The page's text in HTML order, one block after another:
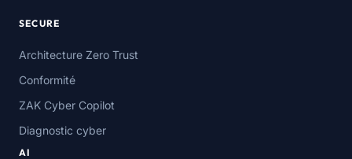
SECURE
Architecture Zero Trust
Conformité
ZAK Cyber Copilot
Diagnostic cyber
AI